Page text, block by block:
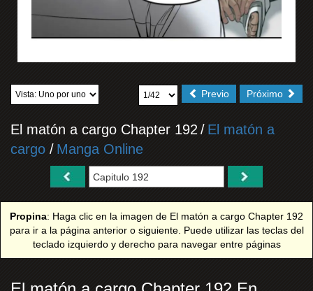
Próximo
Previo
El matón a cargo Chapter 192/ El matón a
cargo / Manga Online
Propina: Haga clic en la imagen de El matón a cargo Chapter 192
para ir a la página anterior o siguiente. Puede utilizar las teclas del
teclado izquierdo y derecho para navegar entre páginas